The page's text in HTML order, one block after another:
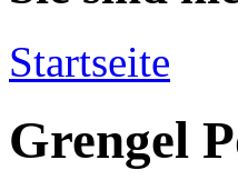
Startseite
Grengel